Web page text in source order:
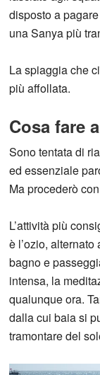
disposto a
una Sanya più
La spiaggia che
più affollata.
Cosa fare
Sono tentata di
ed essenziale
Ma procederò
L’attività più
è l’ozio,
bagno e
intensa, la
qualunque ora.
dalla cui baia si
tramontare del